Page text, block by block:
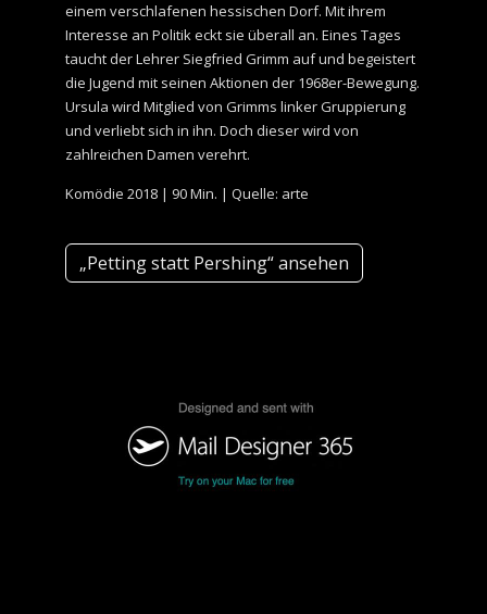
einem verschlafenen hessischen Dorf. Mit ihrem
Interesse an Politik eckt sie überall an. Eines Tages
taucht der Lehrer Siegfried Grimm auf und begeistert
die Jugend mit seinen Aktionen der 1968er-Bewegung.
Ursula wird Mitglied von Grimms linker Gruppierung
und verliebt sich in ihn. Doch dieser wird von
zahlreichen Damen verehrt.
Komödie 2018 | 90 Min. | Quelle: arte
„Petting statt Pershing“ ansehen